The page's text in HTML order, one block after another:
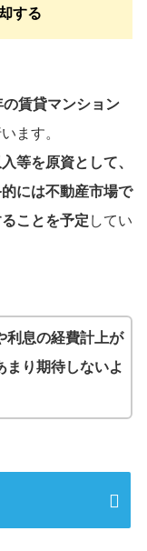
する
賃貸マンション
ます。
等を原資として、
には不動産市場で
ことを予定 してい
利息の経費計上が
まり期待しないよ